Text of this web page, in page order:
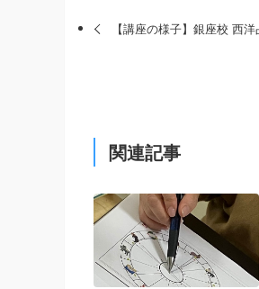
【講座の様子】銀座校 西
関連記事